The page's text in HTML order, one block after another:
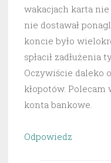
wakacjach karta nie
nie dostawał
koncie było
spłacił zadłużenia
Oczywiście daleko
kłopotów.
konta bankowe.
Odpowiedz